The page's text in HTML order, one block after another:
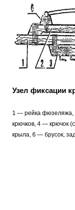
Узел фиксации
1 — рейка фюзеляжа,
крючков, 4 — крючок
крыла, 6 — брусок,